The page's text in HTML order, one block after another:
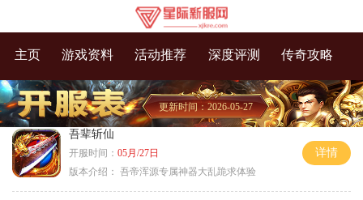
主页 游戏资料 活动推荐 深度评测 传奇攻略
更新时间：2026-05-27
吾辈斩仙
开服时间： 05月/27日
版本介绍： 吾帝浑源专属神器大乱跪求体验
详情